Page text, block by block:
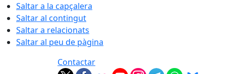
Saltar a la capçalera
Saltar al contingut
Saltar a relacionats
Saltar al peu de pàgina
Contactar